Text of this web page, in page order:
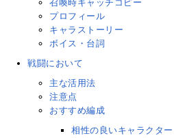
召喚時キャッチコピー
プロフィール
キャラストーリー
ボイス・台詞
戦闘において
主な活用法
注意点
おすすめ編成
相性の良いキャラクター